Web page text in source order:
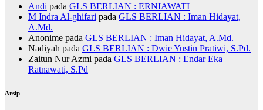
Andi pada GLS BERLIAN : ERNIAWATI
M Indra Al-ghifari pada GLS BERLIAN : Iman Hidayat,
A.Md.
Anonime pada GLS BERLIAN : Iman Hidayat, A.Md.
Nadiyah pada GLS BERLIAN : Dwie Yustin Pratiwi, S.Pd.
Zaitun Nur Azmi pada GLS BERLIAN : Endar Eka
Ratnawati, S.Pd
Arsip